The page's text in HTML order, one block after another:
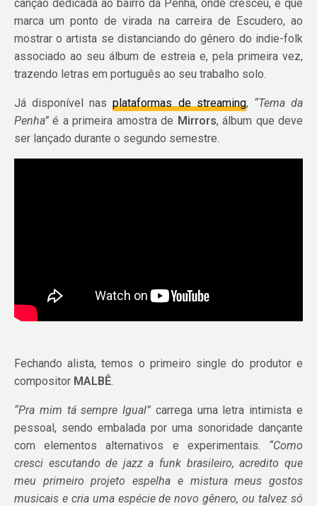
canção dedicada ao bairro da Penha, onde cresceu, e que
marca um ponto de virada na carreira de Escudero, ao
mostrar o artista se distanciando do gênero do indie-folk
associado ao seu álbum de estreia e, pela primeira vez,
trazendo letras em português ao seu trabalho solo.
Já disponível nasplataformas de streaming, “Tema da
Penha” é a primeira amostra de Mirrors, álbum que deve
ser lançado durante o segundo semestre.
Fechando alista, temos o primeiro single do produtor e
compositor MALBÊ.
“Pra mim tá sempre Igual” carrega uma letra intimista e
pessoal, sendo embalada por uma sonoridade dançante
com elementos alternativos e experimentais. “Como
cresci escutando de jazz a funk brasileiro, acredito que
meu primeiro projeto espelha e mistura meus gostos
musicais e cria uma espécie de novo gênero, ou talvez só